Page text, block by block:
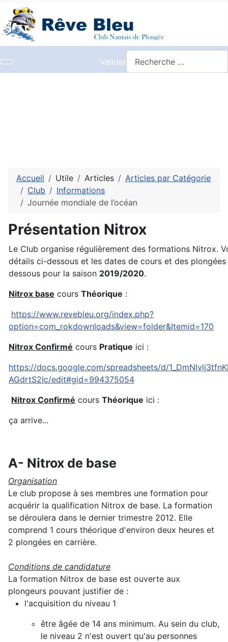
Valider
Accueil Utile Articles
Articles par Catégorie
Club
Informations
Journée mondiale de l’océan
Présentation Nitrox
Le Club organise régulièrement des formations Nitrox.
détails ci-dessous et les dates de cours et des
dessous pour la saison 2019/2020.
Nitrox base cours Théorique :
https://www.revebleu.org/index.php?
option=com_rokdownloads&view=folder&Itemid=170
Nitrox Confirmé cours Pratique ici :
https://docs.google.com/spreadsheets/d/
AGdrtS2Ic/edit#gid=994375054
Nitrox Confirmé cours Théorique ici :
ça arrive...
A- Nitrox de base
Organisation
Le club propose à ses membres une formation pour
acquérir la qualification Nitrox de base. La formation
se déroulera dans le dernier trimestre 2012. Elle
comprend 1 cours théorique d'environ deux heures et
2 plongées en carrière.
Conditions de candidature
La formation Nitrox de base est ouverte aux
plongeurs pouvant justifier de :
l'acquisition du niveau 1
être âgée de 14 ans minimum. Au sein du club,
le niveau 2 n'est ouvert qu'au personnes